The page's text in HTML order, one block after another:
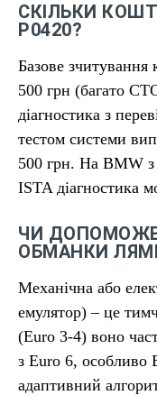
СКІЛЬКИ
P0420?
Базове зчитування
500 грн (багато
діагностика з
тестом системи
500 грн. На BMW з
ISTA діагностика
ЧИ
ОБМАНКИ
Механічна або
емулятор) – це
(Euro 3-4) воно
з Euro 6, особливо
адаптивний